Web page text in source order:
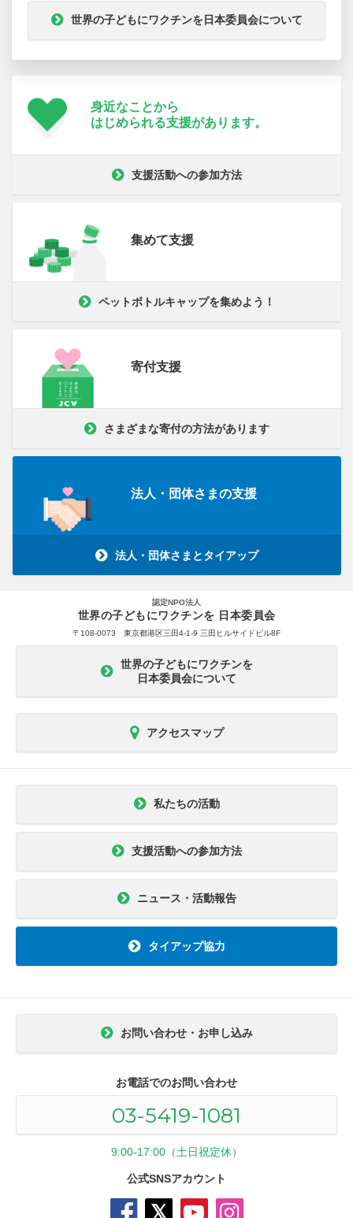
世界の子どもにワクチンを日本委員会について
身近なことから
はじめられる支援があります。
支援活動への参加方法
集めて支援
ペットボトルキャップを集めよう！
寄付支援
さまざまな寄付の方法があります
法人・団体さまの支援
法人・団体さまとタイアップ
認定NPO法人
世界の子どもにワクチンを 日本委員会
〒108-0073 東京都港区三田4-1-9 三田ヒルサイドビル8F
世界の子どもにワクチンを
日本委員会について
アクセスマップ
私たちの活動
支援活動への参加方法
ニュース・活動報告
タイアップ協力
お問い合わせ・お申し込み
お電話でのお問い合わせ
03-5419-1081
9:00-17:00（土日祝定休）
公式SNSアカウント